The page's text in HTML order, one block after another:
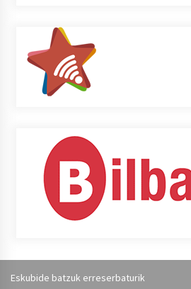
Eskubide batzuk erreserbaturik